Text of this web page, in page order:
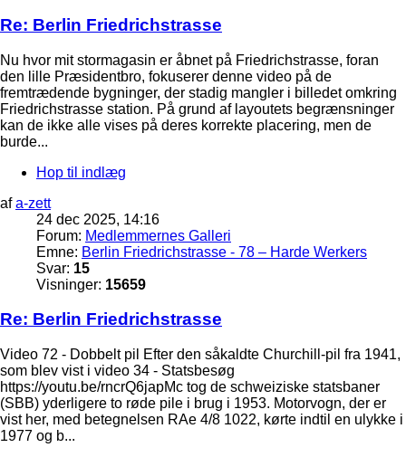
Re: Berlin Friedrichstrasse
Nu hvor mit stormagasin er åbnet på Friedrichstrasse, foran
den lille Præsidentbro, fokuserer denne video på de
fremtrædende bygninger, der stadig mangler i billedet omkring
Friedrichstrasse station. På grund af layoutets begrænsninger
kan de ikke alle vises på deres korrekte placering, men de
burde...
Hop til indlæg
afa-zett
24 dec 2025, 14:16
Forum: Medlemmernes Galleri
Emne: Berlin Friedrichstrasse - 78 – Harde Werkers
Svar: 15
Visninger: 15659
Re: Berlin Friedrichstrasse
Video 72 - Dobbelt pil Efter den såkaldte Churchill-pil fra 1941,
som blev vist i video 34 - Statsbesøg
https://youtu.be/rncrQ6japMc tog de schweiziske statsbaner
(SBB) yderligere to røde pile i brug i 1953. Motorvogn, der er
vist her, med betegnelsen RAe 4/8 1022, kørte indtil en ulykke i
1977 og b...